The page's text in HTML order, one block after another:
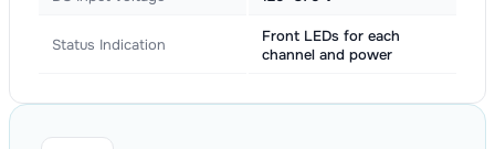
Status Indication
Front LEDs for each
channel and power